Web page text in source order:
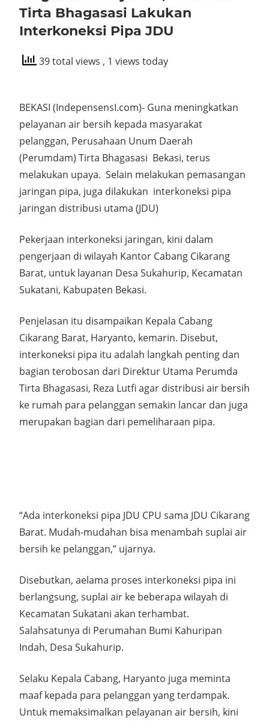
Tirta Bhagasasi Lakukan
Interkoneksi Pipa JDU
39 total views , 1 views today
BEKASI (IndepensensI.com)- Guna meningkatkan
pelayanan air bersih kepada masyarakat
pelanggan, Perusahaan Unum Daerah
(Perumdam) Tirta Bhagasasi Bekasi, terus
melakukan upaya. Selain melakukan pemasangan
jaringan pipa, juga dilakukan interkoneksi pipa
jaringan distribusi utama (JDU)
Pekerjaan interkoneksi jaringan, kini dalam
pengerjaan di wilayah Kantor Cabang Cikarang
Barat, untuk layanan Desa Sukahurip, Kecamatan
Sukatani, Kabupaten Bekasi.
Penjelasan itu disampaikan Kepala Cabang
Cikarang Barat, Haryanto, kemarin. Disebut,
interkoneksi pipa itu adalah langkah penting dan
bagian terobosan dari Direktur Utama Perumda
Tirta Bhagasasi, Reza Lutfi agar distribusi air bersih
ke rumah para pelanggan semakin lancar dan juga
merupakan bagian dari pemeliharaan pipa.
“Ada interkoneksi pipa JDU CPU sama JDU Cikarang
Barat. Mudah-mudahan bisa menambah suplai air
bersih ke pelanggan,” ujarnya.
Disebutkan, aelama proses interkoneksi pipa ini
berlangsung, suplai air ke beberapa wilayah di
Kecamatan Sukatani akan terhambat.
Salahsatunya di Perumahan Bumi Kahuripan
Indah, Desa Sukahurip.
Selaku Kepala Cabang, Haryanto juga meminta
maaf kepada para pelanggan yang terdampak.
Untuk memaksimalkan pelayanan air bersih, kini